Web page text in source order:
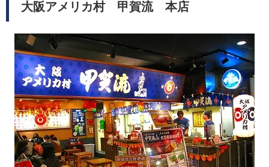
大阪アメリカ村 甲賀流 本店